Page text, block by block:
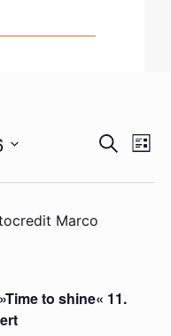
UND
SucheListe
to shine« 11.